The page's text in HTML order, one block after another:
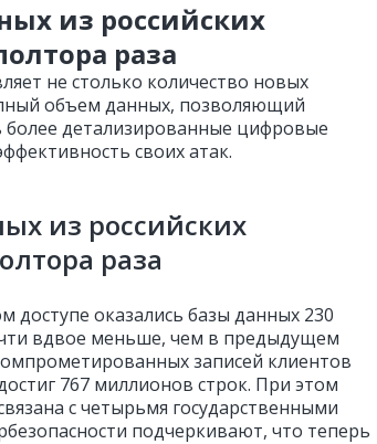
из российских
раза
не столько количество новых
объем данных, позволяющий
детализированные цифровые
своих атак.
из российских
раза
оказались базы данных 230
вдвое меньше, чем в предыдущем
записей клиентов
767 миллионов строк. При этом
с четырьмя государственными
подчеркивают, что теперь